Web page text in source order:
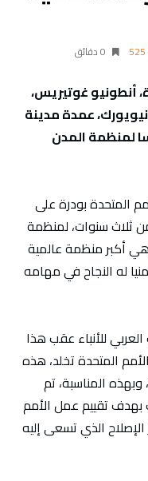
525 0 ‫دقائق‬
أنطونيو غوتيريس،
عمدة مدينة
لمنظمة المدن
المتحدة بودرة على
من ثلاث سنوات، لمنظمة
أكبر منظمة عالمية
له النجاح في مهامه
للأنباء عقب هذا
المتحدة تخلد، هذه
الـ75 لتأسيسها، وبهذه المناسبة، تم
تقييم عمل الأمم
الذي تسعى إليه